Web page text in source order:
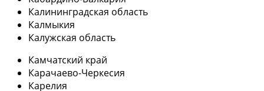
Калининградская область
Калмыкия
Калужская область
Камчатский край
Карачаево-Черкесия
Карелия